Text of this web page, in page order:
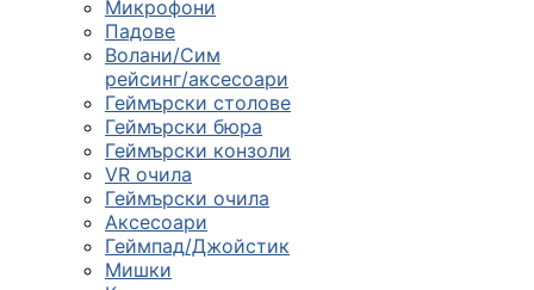
Микрофони
Падове
Волани/Сим
рейсинг/аксесоари
Геймърски столове
Геймърски бюра
Геймърски конзоли
VR очила
Геймърски очила
Аксесоари
Геймпад/Джойстик
Мишки